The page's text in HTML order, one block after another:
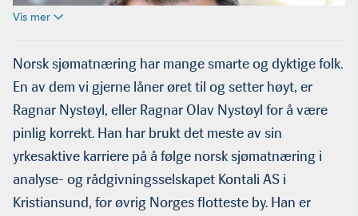
Vis mer
Norsk sjømatnæring har mange smarte og dyktige folk.
En av dem vi gjerne låner øret til og setter høyt, er
Ragnar Nystøyl, eller Ragnar Olav Nystøyl for å være
pinlig korrekt. Han har brukt det meste av sin
yrkesaktive karriere på å følge norsk sjømatnæring i
analyse- og rådgivningsselskapet Kontali AS i
Kristiansund, for øvrig Norges flotteste by. Han er